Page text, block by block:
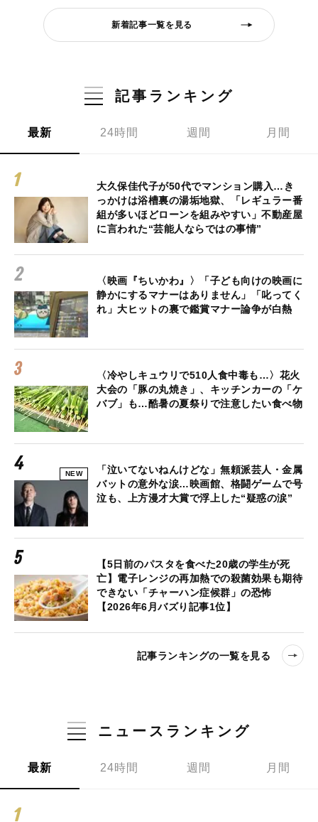
新着記事一覧を見る
記事ランキング
最新 24時間 週間 月間
大久保佳代子が50代でマンション購入…き
っかけは浴槽裏の湯垢地獄、「レギュラー番
組が多いほどローンを組みやすい」不動産屋
に言われた“芸能人ならではの事情”
〈映画『ちいかわ』〉「子ども向けの映画に
静かにするマナーはありません」「叱ってく
れ」大ヒットの裏で鑑賞マナー論争が白熱
〈冷やしキュウリで510人食中毒も…〉花火
大会の「豚の丸焼き」、キッチンカーの「ケ
バブ」も…酷暑の夏祭りで注意したい食べ物
NEW
「泣いてないねんけどな」無頼派芸人・金属
バットの意外な涙…映画館、格闘ゲームで号
泣も、上方漫才大賞で浮上した“疑惑の涙”
【5日前のパスタを食べた20歳の学生が死
亡】電子レンジの再加熱での殺菌効果も期待
できない「チャーハン症候群」の恐怖
【2026年6月バズり記事1位】
記事ランキングの一覧を見る
ニュースランキング
最新 24時間 週間 月間